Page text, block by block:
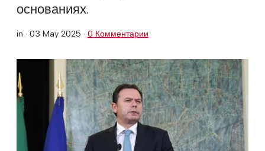
основаниях.
in · 03 May 2025 · 0 Комментарии